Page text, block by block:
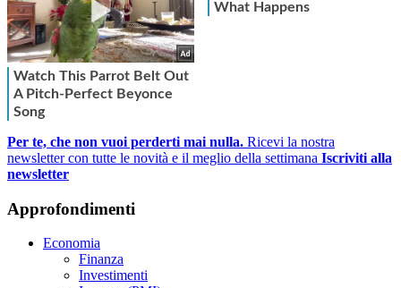
Per te, che non vuoi perderti mai nulla. Ricevi la nostra
newsletter con tutte le novità e il meglio della settimana Iscriviti alla
newsletter
Approfondimenti
Economia
Finanza
Investimenti